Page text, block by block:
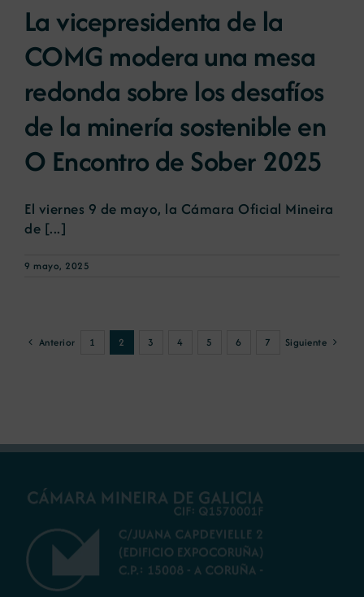
La vicepresidenta de la
COMG modera una mesa
redonda sobre los desafíos
de la minería sostenible en
O Encontro de Sober 2025
El viernes 9 de mayo, la Cámara Oficial Mineira
de [...]
9 mayo, 2025
Anterior 1 2 3 4 5 6 7 Siguiente